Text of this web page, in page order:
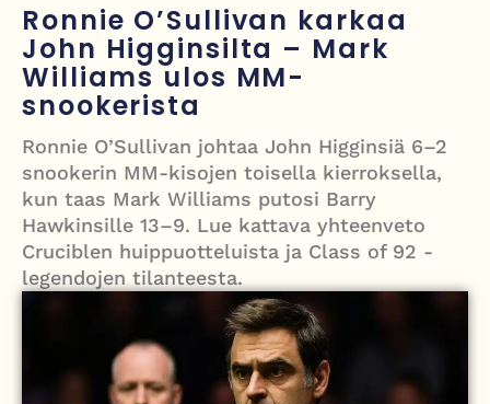
Öljyn hinta sukelsi – Pakistanin välittämä USA–Iran-sopimus avaa
Hormuzinsalmen
törkyrunosta – kunnianloukkaus tutkintaan
Israelin isku Beirutiin kiristää jännitteitä – Hezbollah, Iran ja
tulitaukosopu vaakalaudalla
Ronnie O’Sullivan karkaa
John Higginsilta – Mark
Williams ulos MM-
snookerista
Ronnie O’Sullivan johtaa John Higginsiä 6–2
snookerin MM-kisojen toisella kierroksella,
kun taas Mark Williams putosi Barry
Hawkinsille 13–9. Lue kattava yhteenveto
Cruciblen huippuotteluista ja Class of 92 -
legendojen tilanteesta.